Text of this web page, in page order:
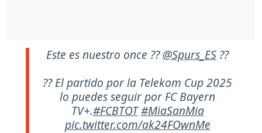
Este es nuestro once ??@Spurs_ES ??
?? El partido por la Telekom Cup 2025
lo puedes seguir por FC Bayern
TV+.#FCBTOT #MiaSanMia
pic.twitter.com/ak24FOwnMe